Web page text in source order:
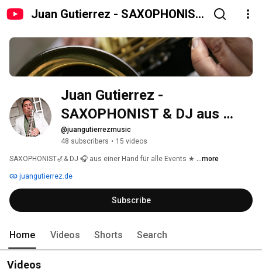
Juan Gutierrez - SAXOPHONIST
Juan Gutierrez -
SAXOPHONIST & DJ aus
einer Hand!
@juangutierrezmusic
48 subscribers • 15 videos
SAXOPHONIST🎷& DJ 🎧 aus einer Hand für alle Events ★ ...more
juangutierrez.de
Subscribe
Home Videos Shorts Search
Videos